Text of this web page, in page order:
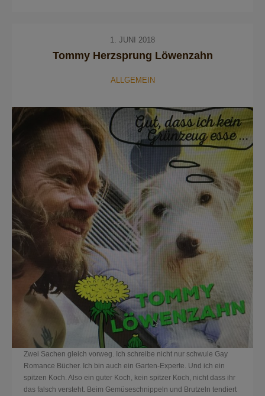
1. JUNI 2018
Tommy Herzsprung Löwenzahn
ALLGEMEIN
Zwei Sachen gleich vorweg. Ich schreibe nicht nur schwule Gay
Romance Bücher. Ich bin auch ein Garten-Experte. Und ich ein
spitzen Koch. Also ein guter Koch, kein spitzer Koch, nicht dass ihr
das falsch versteht. Beim Gemüseschnippeln und Brutzeln tendiert